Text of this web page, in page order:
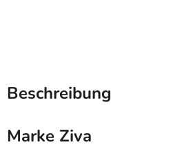
Beschreibung
Marke Ziva